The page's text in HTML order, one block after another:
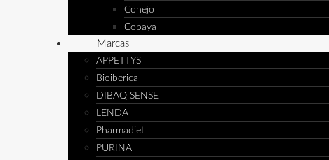
Conejo
Cobaya
Marcas
APPETTYS
Bioiberica
DIBAQ SENSE
LENDA
Pharmadiet
PURINA